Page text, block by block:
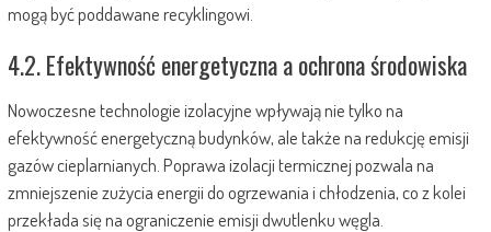
mogą być poddawane recyklingowi.
4.2. Efektywność energetyczna a ochrona środowiska
Nowoczesne technologie izolacyjne wpływają nie tylko na
efektywność energetyczną budynków, ale także na redukcję emisji
gazów cieplarnianych. Poprawa izolacji termicznej pozwala na
zmniejszenie zużycia energii do ogrzewania i chłodzenia, co z kolei
przekłada się na ograniczenie emisji dwutlenku węgla.